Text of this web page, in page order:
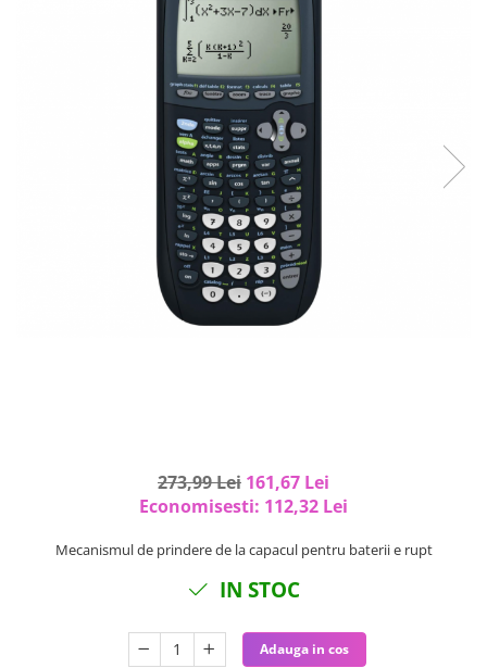
Curatenie si intretinere
Kit-uri automatizari porti si usi
Mobila gradina & terasa
Mobila Living & Dining
Organizare si depozitare
Laptopuri si Accesorii
Telefoane Mobile & accesorii
273,99 Lei 161,67 Lei
Economisesti: 112,32 Lei
Mecanismul de prindere de la capacul pentru baterii e rupt
IN STOC
Adauga in cos